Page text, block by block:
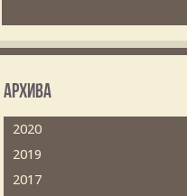
Архива
2020
2019
2017